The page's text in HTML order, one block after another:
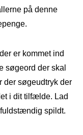
på denne
er kommet ind
søgeord der skal
der søgeudtryk der
i dit tilfælde. Lad
spildt.